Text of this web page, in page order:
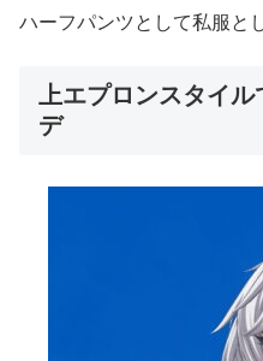
ハーフパンツとして私服と
上エプロンスタイ
デ